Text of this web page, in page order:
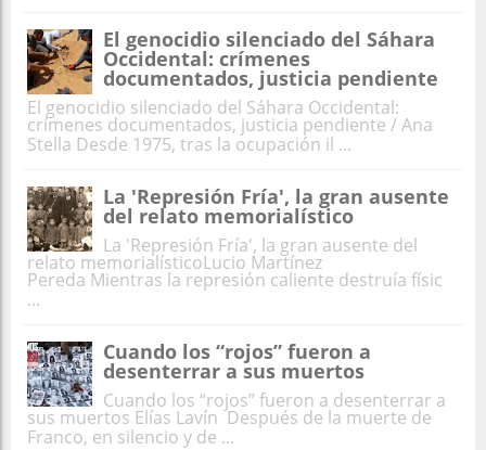
El genocidio silenciado del Sáhara
Occidental: crímenes
documentados, justicia pendiente
El genocidio silenciado del Sáhara Occidental:
crímenes documentados, justicia pendiente / Ana
Stella Desde 1975, tras la ocupación il ...
La 'Represión Fría', la gran ausente
del relato memorialístico
La 'Represión Fría', la gran ausente del
relato memorialísticoLucio Martínez
Pereda Mientras la represión caliente destruía físic
...
Cuando los “rojos” fueron a
desenterrar a sus muertos
Cuando los “rojos” fueron a desenterrar a
sus muertos Elías Lavín Después de la muerte de
Franco, en silencio y de ...